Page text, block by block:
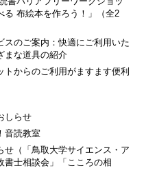
る 布絵本を作ろう！」（全2
スのご案内：快適にご利用いた
まな道具の紹介
トからのご利用がますます便利
しらせ
音読教室
せ（「鳥取大学サイエンス・ア
書士相談会」「こころの相